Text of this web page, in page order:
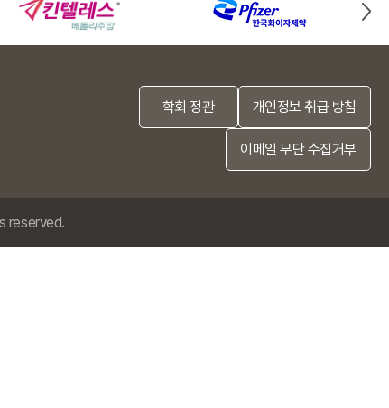
학회 정관 개인정보 취급 방침
이메일 무단 수집거부
reserved.